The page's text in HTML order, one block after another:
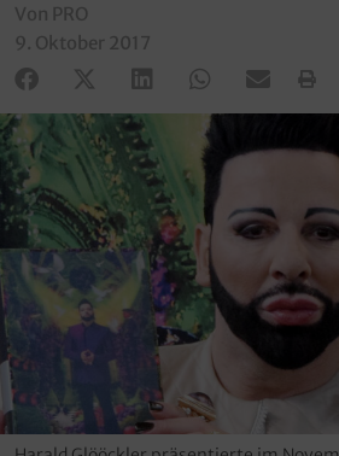
Von PRO
9. Oktober 2017